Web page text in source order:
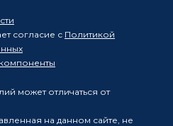
согласие с Политикой
может отличаться от
на данном сайте, не